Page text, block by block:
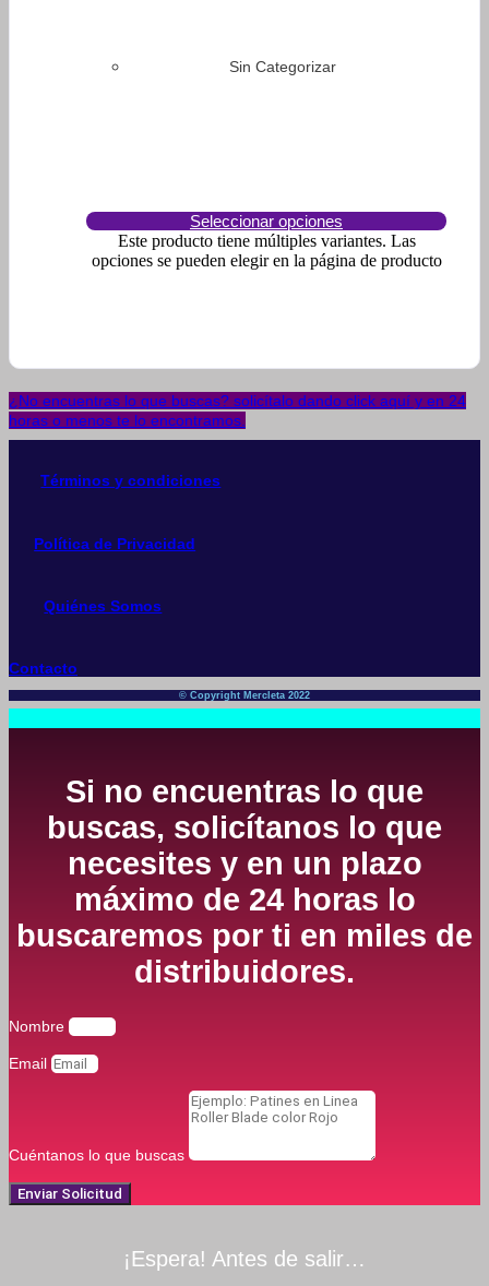
Sin Categorizar
Seleccionar opciones
Este producto tiene múltiples variantes. Las
opciones se pueden elegir en la página de producto
¿No encuentras lo que buscas? solicítalo dando click aquí y en 24
horas o menos te lo encontramos.
Términos y condiciones
Política de Privacidad
Quiénes Somos
Contacto
© Copyright Mercleta 2022
Si no encuentras lo que
buscas, solicítanos lo que
necesites y en un plazo
máximo de 24 horas lo
buscaremos por ti en miles de
distribuidores.
Nombre
Email
Cuéntanos lo que buscas
Enviar Solicitud
¡Espera! Antes de salir…